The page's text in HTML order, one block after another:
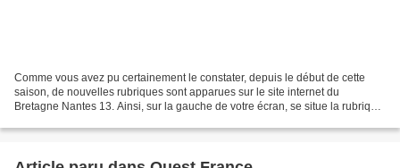
Comme vous avez pu certainement le constater, depuis le début de cette
saison, de nouvelles rubriques sont apparues sur le site internet du
Bretagne Nantes 13. Ainsi, sur la gauche de votre écran, se situe la rubrique